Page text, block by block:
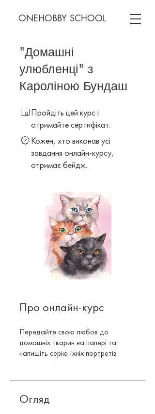
ONEHOBBY SCHOOL
"Домашні
улюбленці" з
Кароліною Бундаш
Пройдіть цей курс і
отримайте сертифікат.
Кожен, хто виконав усі
завдання онлайн-курсу,
отримає бейдж.
Про онлайн-курс
Передайте свою любов до
домашніх тварин на папері та
напишіть серію їхніх портретів
Огляд